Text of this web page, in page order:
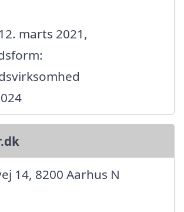
marts 2021,
14, 8200 Aarhus N